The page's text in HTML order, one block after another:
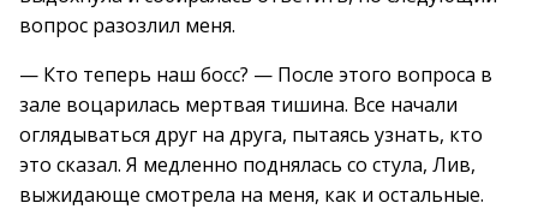
вопрос разозлил меня.
— Кто теперь наш босс? — После этого вопроса в
зале воцарилась мертвая тишина. Все начали
оглядываться друг на друга, пытаясь узнать, кто
это сказал. Я медленно поднялась со стула, Лив,
выжидающе смотрела на меня, как и остальные.